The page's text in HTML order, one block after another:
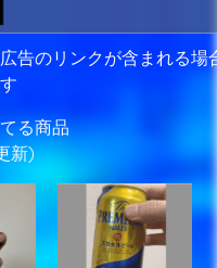
告のリンクが含まれる場
る商品
新)